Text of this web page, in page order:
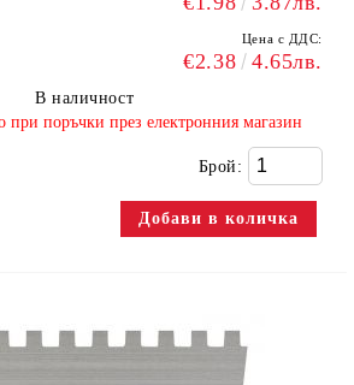
Цена с ДДС:
€2.38 4.65лв.
В наличност
при поръчки през електронния магазин
Брой: